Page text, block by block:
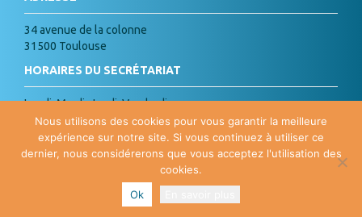
34 avenue de la colonne
31500 Toulouse
HORAIRES DU SECRÉTARIAT
Lundi, Mardi, Jeudi, Vendredi :
de 8h à 18h
Mercredi : de 8h à 15h
| Copyright ©2026 Ste Marie des Ursulines | Site
Internet parAgence Agoralys
Nous utilisons des cookies pour vous garantir la meilleure
expérience sur notre site. Si vous continuez à utiliser ce
dernier, nous considérerons que vous acceptez l'utilisation des
cookies.
Ok